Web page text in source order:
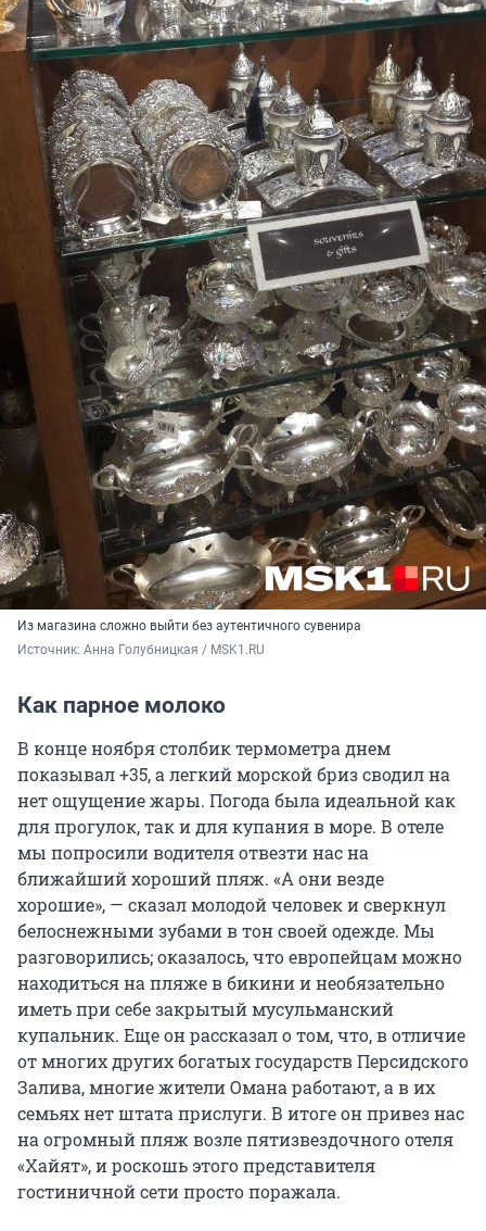
Из магазина сложно выйти без аутентичного сувенира
Источник: Анна Голубницкая / MSK1.RU
Как парное молоко
В конце ноября столбик термометра днем
показывал +35, а легкий морской бриз сводил на
нет ощущение жары. Погода была идеальной как
для прогулок, так и для купания в море. В отеле
мы попросили водителя отвезти нас на
ближайший хороший пляж. «А они везде
хорошие», — сказал молодой человек и сверкнул
белоснежными зубами в тон своей одежде. Мы
разговорились; оказалось, что европейцам можно
находиться на пляже в бикини и необязательно
иметь при себе закрытый мусульманский
купальник. Еще он рассказал о том, что, в отличие
от многих других богатых государств Персидского
Залива, многие жители Омана работают, а в их
семьях нет штата прислуги. В итоге он привез нас
на огромный пляж возле пятизвездочного отеля
«Хайят», и роскошь этого представителя
гостиничной сети просто поражала.